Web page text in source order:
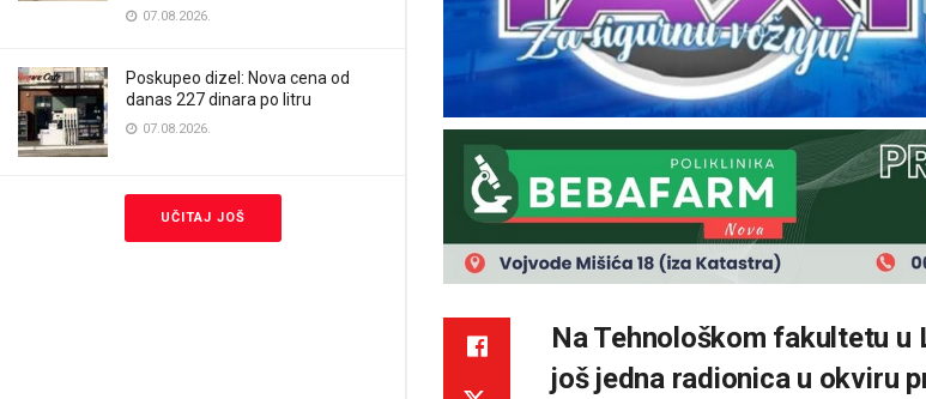
07.08.2026.
Poskupeo dizel: Nova cena od
danas 227 dinara po litru
07.08.2026.
UČITAJ JOŠ
Na Tehnološkom fakultetu u
još jedna radionica u okviru